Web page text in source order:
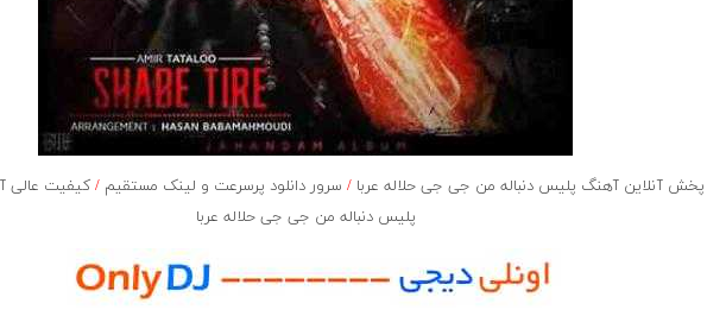
پخش آنلاین آهنگ پلیس دنباله من جى جى حلاله عربا/ سرور دانلود پرسرعت و لینک مستقیم/ کیفیت عالی
پلیس دنباله من جى جى حلاله عربا